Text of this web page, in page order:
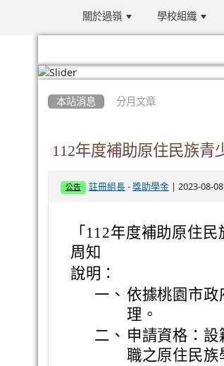
關於過嶺 學校組織
本站消息 分月文章
112年度補助原住民族青
公告 註冊組長- 獎助學金| 2023-08-
「112年度補助原住
周知
說明：
一、 依據桃園市政
理。
二、 申請資格：
職之原住民族